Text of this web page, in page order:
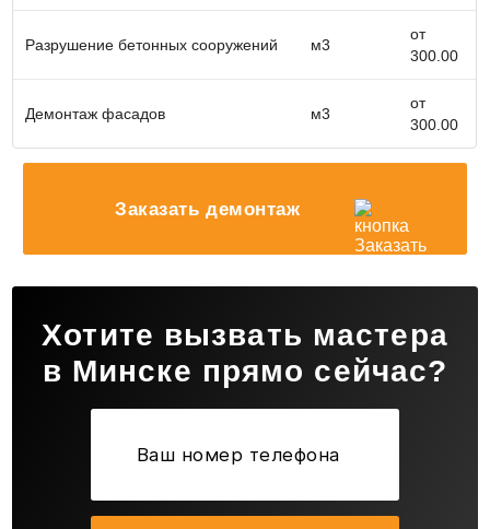
Разрушение бетонных сооружений м3
от
300.00
Демонтаж фасадов м3
от
300.00
Заказать демонтаж
Хотите вызвать мастера
в Минске прямо сейчас?